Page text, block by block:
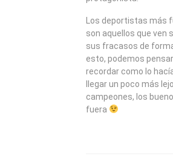
Los deportistas más
son aquellos que ven
sus fracasos de
esto, podemos
recordar como lo
llegar un poco más
campeones, los
fuera